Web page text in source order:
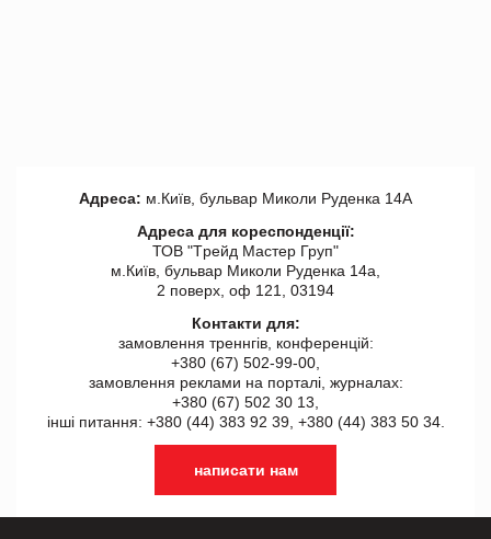
Адреса: м.Київ, бульвар Миколи Руденка 14А
Адреса для кореспонденції:
ТОВ "Tрейд Мастер Груп"
м.Київ, бульвар Миколи Руденка 14а,
2 поверх, оф 121, 03194
Контакти для:
замовлення треннгів, конференцій:
+380 (67) 502-99-00,
замовлення реклами на порталі, журналах:
+380 (67) 502 30 13,
інші питання: +380 (44) 383 92 39, +380 (44) 383 50 34.
написати нам